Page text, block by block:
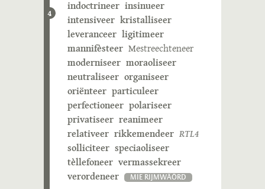
4
indoctrineer insinueer
intensiveer kristalliseer
leveranceer ligitimeer
mannifèsteer Mestreechteneer
moderniseer moraoliseer
neutraliseer organiseer
oriënteer particuleer
perfectioneer polariseer
privatiseer reanimeer
relativeer rikkemendeer RTL4
solliciteer speciaoliseer
tèllefoneer vermassekreer
verordeneer
MIE RIJMWÄÖRD